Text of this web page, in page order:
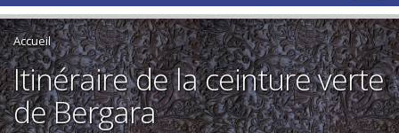
Accueil
Itinéraire de la ceinture verte
de Bergara